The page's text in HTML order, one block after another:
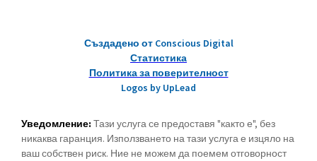
Създадено от Conscious Digital
Статистика
Политика за поверителност
Logos by UpLead
Уведомление: Тази услуга се предоставя "както е", без
никаква гаранция. Използването на тази услуга е изцяло на
ваш собствен риск. Ние не можем да поемем отговорност